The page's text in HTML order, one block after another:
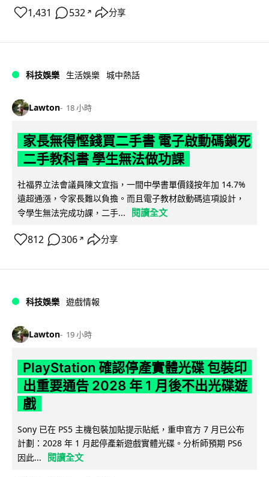
1,431 532 ↗ 分享
科技娛樂 生活娛樂 城中熱話
Lawton 18 小時
家長無得慳錢買二手書 電子啟動碼鎖死
二手教科書 學生無法做功課
社福界立法會議員陳文宜指，一間中學書單價錢按年加 14.7%
遠超通漲，令家長難以負擔。而且電子教材啟動碼這項設計，
令學生無法完成功課，二手...
閱讀全文
812 306 ↗ 分享
科技娛樂 遊戲情報
Lawton 19 小時
PlayStation 確認停產實體光碟 包裝印
出重要通告 2028 年 1 月後不出光碟遊
戲
Sony 已在 PS5 主機包裝加貼提示貼紙，重申官方 7 月已公布
計劃：2028 年 1 月起停產新遊戲實體光碟。分析師預期 PS6
因此...
閱讀全文